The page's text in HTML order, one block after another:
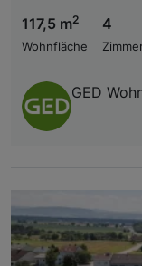
117,5 m2
Wohnfläche
4
GED